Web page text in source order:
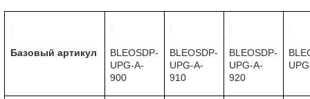
Базовый артикул
BLEOSDP-
UPG-A-
900
BLEOSDP-
UPG-A-
910
BLEOSDP-
UPG-A-
920